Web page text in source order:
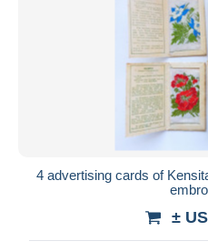
4 advertising cards of
±